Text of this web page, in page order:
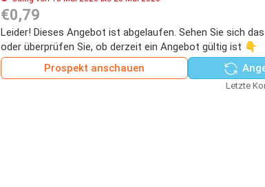
€0,79
Leider! Dieses Angebot ist abgelaufen. Sehen Sie sich das
oder überprüfen Sie, ob derzeit ein Angebot gültig ist 👇
Prospekt anschauen
Letzte